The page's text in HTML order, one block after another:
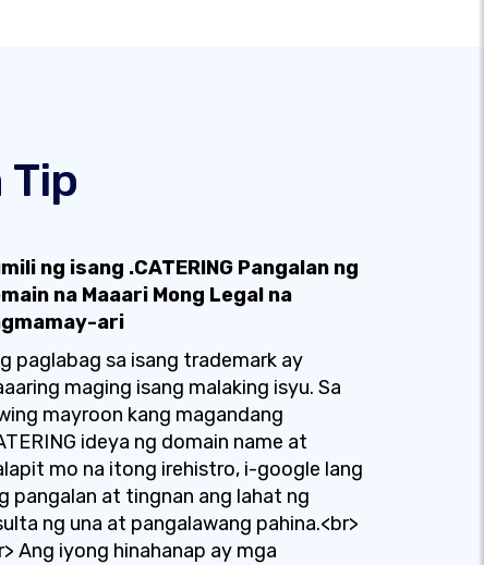
ng isang .CATERING Pangalan ng
na Maaari Mong Legal na
ari
paglabag sa isang trademark ay
maging isang malaking isyu. Sa
mayroon kang magandang
ideya ng domain name at
mo na itong irehistro, i-google lang
pangalan at tingnan ang lahat ng
ng una at pangalawang pahina.<br>
Ang iyong hinahanap ay mga